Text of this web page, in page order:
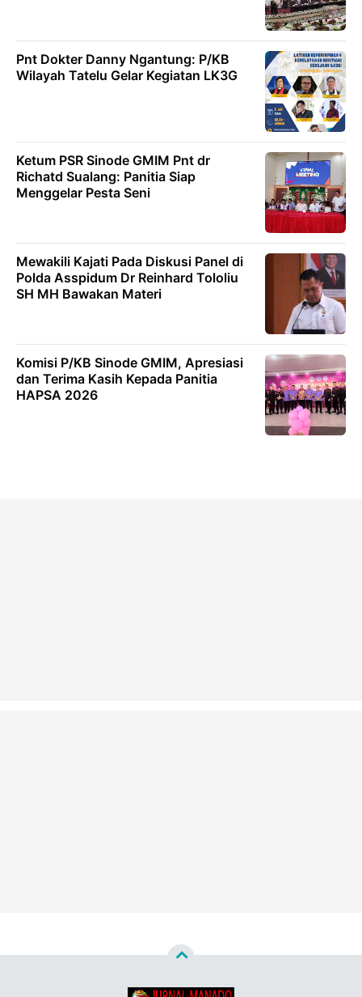
Pnt Dokter Danny Ngantung: P/KB
Wilayah Tatelu Gelar Kegiatan LK3G
Ketum PSR Sinode GMIM Pnt dr
Richatd Sualang: Panitia Siap
Menggelar Pesta Seni
Mewakili Kajati Pada Diskusi Panel di
Polda Asspidum Dr Reinhard Tololiu
SH MH Bawakan Materi
Komisi P/KB Sinode GMIM, Apresiasi
dan Terima Kasih Kepada Panitia
HAPSA 2026